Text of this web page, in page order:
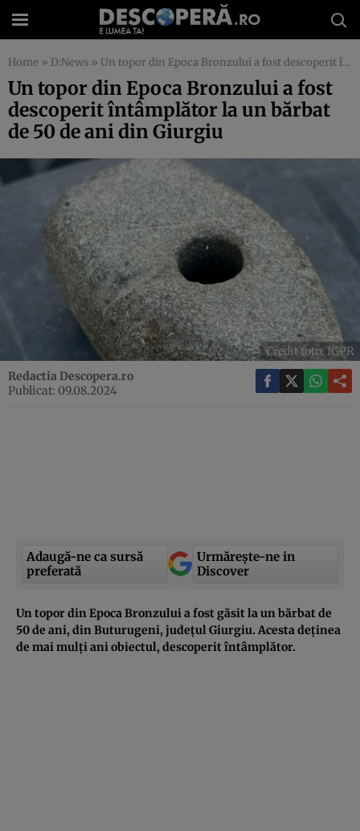
Home » D:News » Un topor din Epoca Bronzului a fost descoperit întâmplător la un bărbat de 50 de ani din Giurgiu
Un topor din Epoca Bronzului a fost
descoperit întâmplător la un bărbat
de 50 de ani din Giurgiu
Credit foto: IGPR
Redactia Descopera.ro
Publicat: 09.08.2024
Adaugă-ne ca sursă
preferată
Urmărește-ne in
Discover
Un topor din Epoca Bronzului a fost găsit la un bărbat de
50 de ani, din Buturugeni, județul Giurgiu. Acesta deținea
de mai mulți ani obiectul, descoperit întâmplător.